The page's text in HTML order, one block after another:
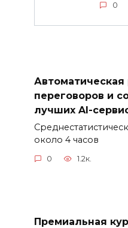
0
переговоров и
лучших AI-
около 4 часов
0 1.2к.
Премиальная